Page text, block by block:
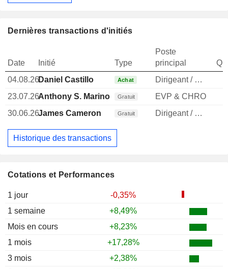
Cotations et Performances
1 jour
-0,35%
1 semaine
+8,49%
Mois en cours
+8,23%
1 mois
+17,28%
3 mois
+2,38%
Dernières transactions d'initiés
Date Initié Type
Poste
principal
04.08.26Daniel Castillo Achat Dirigeant / cadre principal
23.07.26Anthony S. Marino Gratuit EVP & CHRO
30.06.26James Cameron Gratuit Dirigeant / cadre principal
Historique des transactions